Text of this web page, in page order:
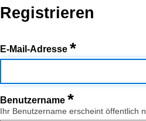
Registrieren
E-Mail-Adresse *
Benutzername *
Ihr Benutzername erscheint öffentlich